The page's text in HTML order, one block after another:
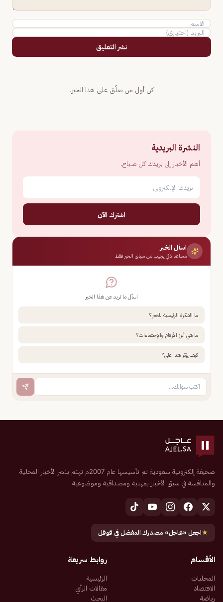
نشر التعليق
كن أول من يعلّق على هذا الخبر.
النشرة البريدية
أهم الأخبار إلى بريدك كل صباح.
اشترك الآن
اسأل الخبر
مساعد ذكي يجيب من سياق الخبر فقط
اسأل ما تريد عن هذا الخبر
ما الفكرة الرئيسية للخبر؟
ما هي أبرز الأرقام والإحصاءات؟
كيف يؤثر هذا علي؟
صحيفة إلكترونية سعودية تم تأسيسها عام 2007م تهتم بنشر الأخبار المحلية
والمنافسة في سبق الأخبار بمهنية ومصداقية وموضوعية
★اجعل «عاجل» مصدرك المفضل في قوقل
الأقسام
المحليات
الاقتصاد
رياضة
روابط سريعة
الرئيسية
مقالات الرأي
البحث